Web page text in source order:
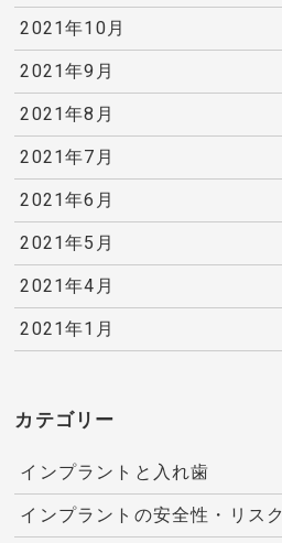
2021年10月
2021年9月
2021年8月
2021年7月
2021年6月
2021年5月
2021年4月
2021年1月
カテゴリー
インプラントと入れ歯
インプラントの安全性・リスク